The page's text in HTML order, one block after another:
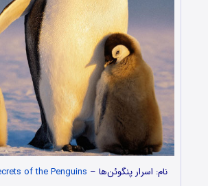
نام: اسرار پنگوئن‌ها – of the Penguins